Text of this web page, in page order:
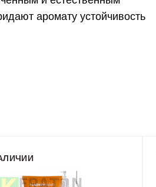
аромату устойчивость